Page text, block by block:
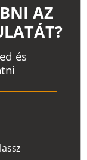
lassz
ed és
tni
AZ